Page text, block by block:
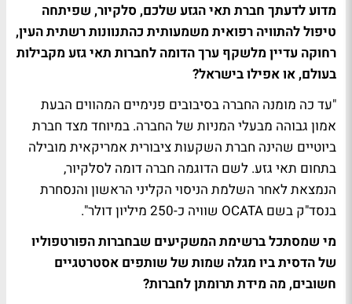
מדוע לדעתך חברת תאי הגזע שלכם, סלקיור, שפיתחה
טיפול להתוויה רפואית משמעותית כהתנוונות רשתית העין,
רחוקה עדיין מלשקף ערך הדומה לחברות תאי גזע מקבילות
בעולם, או אפילו בישראל?
"עד כה מומנה החברה בסיבובים פנימיים המהווים הבעת
אמון גבוהה מבעלי המניות של החברה. במיוחד מצד חברת
ביוטיים שהינה חברת השקעות ציבורית אמריקאית מובילה
בתחום תאי גזע. לשם הדוגמה חברה דומה לסלקיור,
הנמצאת לאחר השלמת הניסוי הקליני הראשון והנסחרת
בנסד"ק בשם OCATA שוויה כ-250 מיליון דולר".
מי שמסתכל ברשימת המשקיעים שבחברות הפורטפוליו
של הדסית ביו מגלה שמות של שותפים אסטרטגיים
חשובים, מה מידת תרומתן לחברות?